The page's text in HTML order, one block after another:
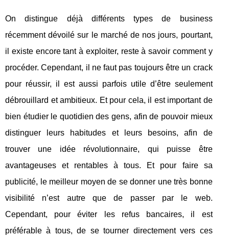
On distingue déjà différents types de business
récemment dévoilé sur le marché de nos jours, pourtant,
il existe encore tant à exploiter, reste à savoir comment y
procéder. Cependant, il ne faut pas toujours être un crack
pour réussir, il est aussi parfois utile d’être seulement
débrouillard et ambitieux. Et pour cela, il est important de
bien étudier le quotidien des gens, afin de pouvoir mieux
distinguer leurs habitudes et leurs besoins, afin de
trouver une idée révolutionnaire, qui puisse être
avantageuses et rentables à tous. Et pour faire sa
publicité, le meilleur moyen de se donner une très bonne
visibilité n’est autre que de passer par le web.
Cependant, pour éviter les refus bancaires, il est
préférable à tous, de se tourner directement vers ces